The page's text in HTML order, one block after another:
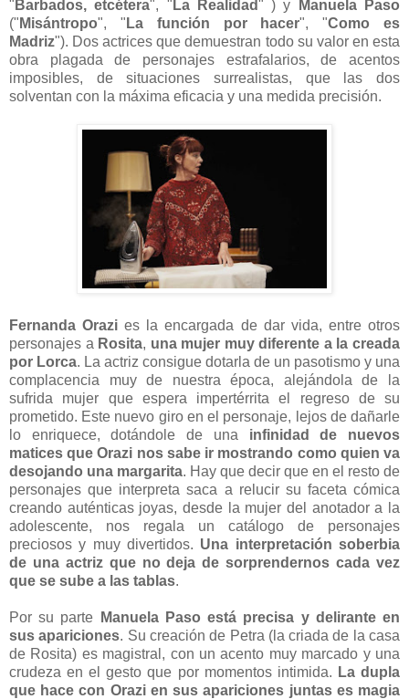
" Barbados, etcétera", " La Realidad" ) y
Manuela Paso
(" Misántropo", " La función por hacer", "Como es
Madriz"). Dos actrices que demuestran todo su valor en esta
obra plagada de personajes estrafalarios, de acentos
imposibles, de situaciones surrealistas, que las dos
solventan con la máxima eficacia y una medida precisión.
Fernanda Orazi es la encargada de dar vida, entre otros
personajes a Rosita, una mujer muy diferente a la creada
por Lorca. La actriz consigue dotarla de un pasotismo y una
complacencia muy de nuestra época, alejándola de la
sufrida mujer que espera impertérrita el regreso de su
prometido. Este nuevo giro en el personaje, lejos de dañarle
lo enriquece, dotándole de una infinidad de nuevos
matices que Orazi nos sabe ir mostrando como quien va
desojando una margarita. Hay que decir que en el resto de
personajes que interpreta saca a relucir su faceta cómica
creando auténticas joyas, desde la mujer del anotador a la
adolescente, nos regala un catálogo de personajes
preciosos y muy divertidos. Una interpretación soberbia
de una actriz que no deja de sorprendernos cada vez
que se sube a las tablas.
Por su parte
Manuela Paso está precisa y delirante en
sus apariciones. Su creación de Petra (la criada de la casa
de Rosita) es magistral, con un acento muy marcado y una
crudeza en el gesto que por momentos intimida. La dupla
que hace con Orazi en sus apariciones juntas es magia